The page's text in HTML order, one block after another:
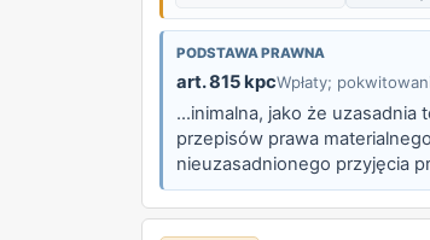
PODSTAWA PRAWNA
art. 815 kpcWpłaty;
...inimalna, jako że uzasadnia
przepisów prawa
nieuzasadnionego przyjęcia
poinformowała pozwanego o